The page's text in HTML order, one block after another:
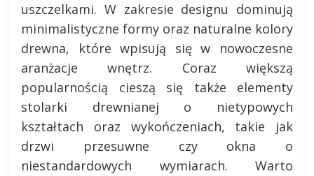
uszczelkami. W zakresie designu dominują
minimalistyczne formy oraz naturalne kolory
drewna, które wpisują się w nowoczesne
aranżacje wnętrz. Coraz większą
popularnością cieszą się także elementy
stolarki drewnianej o nietypowych
kształtach oraz wykończeniach, takie jak
drzwi przesuwne czy okna o
niestandardowych wymiarach. Warto